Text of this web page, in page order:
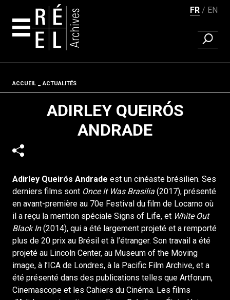
FR EN
Fil d'ariane
ACCUEIL ACTUALITÉS
ADIRLEY QUEIRÓS
ANDRADE
Adirley Queirós Andrade est un cinéaste brésilien. Ses
derniers films sont Once It Was Brasilia (2017), présenté
en avant-première au 70e Festival du film de Locarno où
il a reçu la mention spéciale Signs of Life, et White Out
Black In(2014), qui a été largement projeté et a remporté
plus de 20 prix au Brésil et à l’étranger. Son travail a été
projeté au Lincoln Center, au Museum of the Moving
image, à l’ICA de Londres, à la Pacific Film Archive, et a
été présenté dans des publications telles que Artforum,
Cinemascope et les Cahiers du Cinéma. Les films